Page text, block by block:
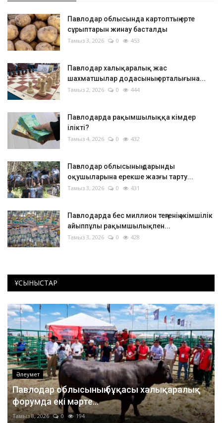
Павлодар облысында картоптың ерте
сұрыптарын жинау басталды
Тамыз 3, 2026 0 453
Павлодар халықаралық жас
шахматшылар додасының орталығына...
Тамыз 2, 2026 0 444
Павлодарда рақымшылыққа кімдер
ілікті?
Тамыз 4, 2026 0 432
Павлодар облысының дарынды
оқушыларына ерекше жазғы тарту...
Тамыз 3, 2026 0 431
Павлодарда бес миллион теңгенің әкімшілік
айыппұлы рақымшылықпен...
Тамыз 3, 2026 0 428
ҰСЫНЫСТАР
Әлеумет
Павлодар облысының бұқасы халықаралық
форумда екі мәрте...
Тамыз 8, 2026 0 194